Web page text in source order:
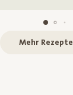
Mehr Rezepte